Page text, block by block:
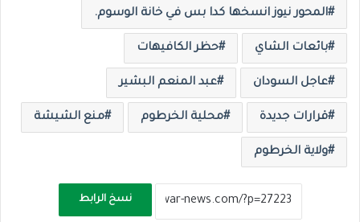
المحور نيوز انسخها كدا بس في خانة الوسوم.
بائعات الشاي حظر الكافيهات
عاجل السودان عبد المنعم البشير
قرارات جديدة محلية الخرطوم منع الشيشة
ولاية الخرطوم
نسخ الرابط